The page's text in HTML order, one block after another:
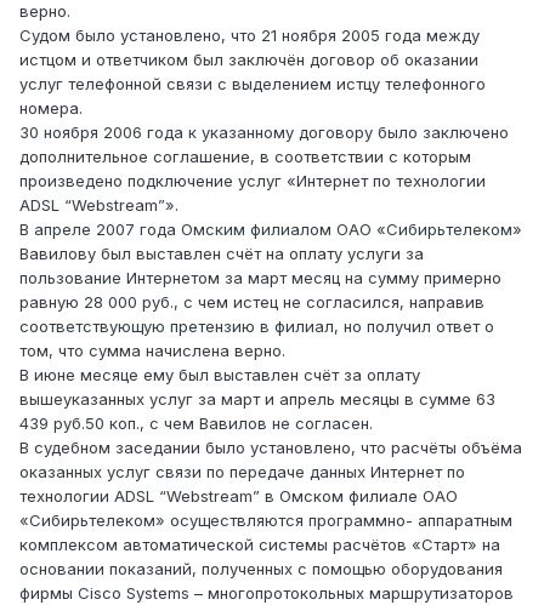
верно.
Судом было установлено, что 21 ноября 2005 года между
истцом и ответчиком был заключён договор об оказании
услуг телефонной связи с выделением истцу телефонного
номера.
30 ноября 2006 года к указанному договору было заключено
дополнительное соглашение, в соответствии с которым
произведено подключение услуг «Интернет по технологии
АDSL “Webstream”».
В апреле 2007 года Омским филиалом ОАО «Сибирьтелеком»
Вавилову был выставлен счёт на оплату услуги за
пользование Интернетом за март месяц на сумму примерно
равную 28 000 руб., с чем истец не согласился, направив
соответствующую претензию в филиал, но получил ответ о
том, что сумма начислена верно.
В июне месяце ему был выставлен счёт за оплату
вышеуказанных услуг за март и апрель месяцы в сумме 63
439 руб.50 коп., с чем Вавилов не согласен.
В судебном заседании было установлено, что расчёты объёма
оказанных услуг связи по передаче данных Интернет по
технологии АDSL “Webstream” в Омском филиале ОАО
«Сибирьтелеком» осуществляются программно- аппаратным
комплексом автоматической системы расчётов «Старт» на
основании показаний, полученных с помощью оборудования
фирмы Cisco Systems – многопротокольных маршрутизаторов